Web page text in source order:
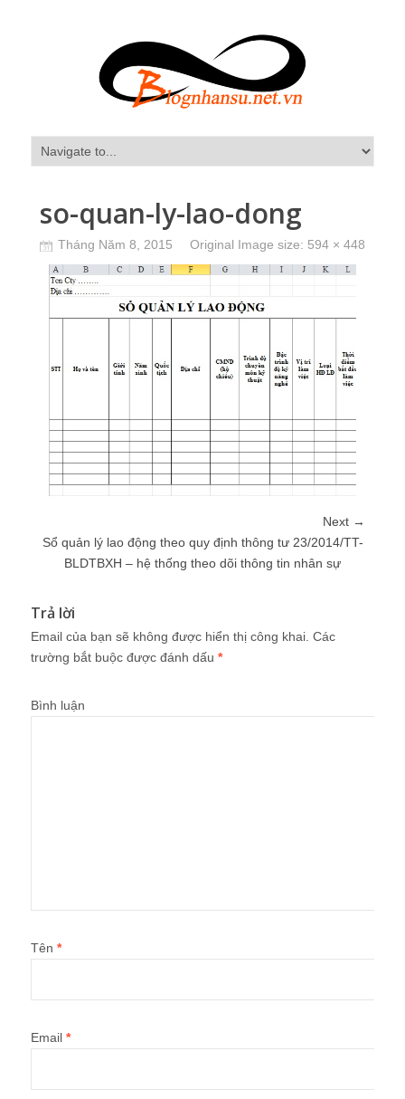
so-quan-ly-lao-dong
Tháng Năm 8, 2015 Original Image size: 594 × 448
Next →
Sổ quản lý lao động theo quy định thông tư 23/2014/TT-
BLDTBXH – hệ thống theo dõi thông tin nhân sự
Trả lời
Email của bạn sẽ không được hiển thị công khai. Các
trường bắt buộc được đánh dấu *
Bình luận
Tên *
Email *